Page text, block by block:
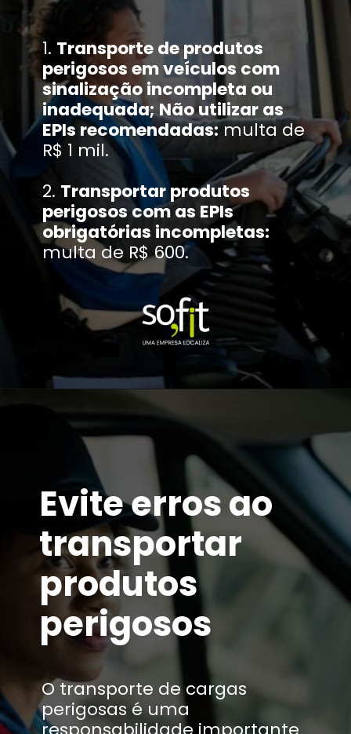
1. Transporte de produtos
perigosos em veículos com
sinalização incompleta ou
inadequada; Não utilizar as
EPIs recomendadas:multa de
R$ 1 mil.
2. Transportar produtos
perigosos com as EPIs
obrigatórias incompletas:
multa de R$ 600.
Eviteerrosao
transportar
produtos
perigosos
O transporte de cargas
perigosas é uma